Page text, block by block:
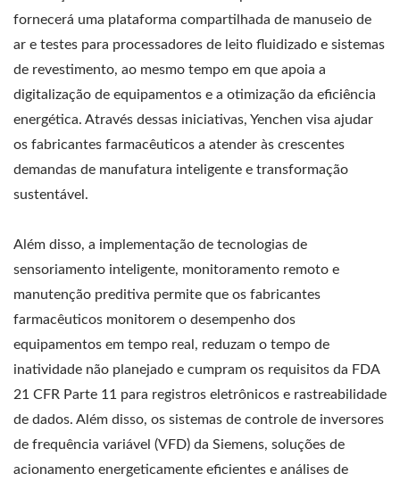
fornecerá uma plataforma compartilhada de manuseio de
ar e testes para processadores de leito fluidizado e sistemas
de revestimento, ao mesmo tempo em que apoia a
digitalização de equipamentos e a otimização da eficiência
energética. Através dessas iniciativas, Yenchen visa ajudar
os fabricantes farmacêuticos a atender às crescentes
demandas de manufatura inteligente e transformação
sustentável.
Além disso, a implementação de tecnologias de
sensoriamento inteligente, monitoramento remoto e
manutenção preditiva permite que os fabricantes
farmacêuticos monitorem o desempenho dos
equipamentos em tempo real, reduzam o tempo de
inatividade não planejado e cumpram os requisitos da FDA
21 CFR Parte 11 para registros eletrônicos e rastreabilidade
de dados. Além disso, os sistemas de controle de inversores
de frequência variável (VFD) da Siemens, soluções de
acionamento energeticamente eficientes e análises de